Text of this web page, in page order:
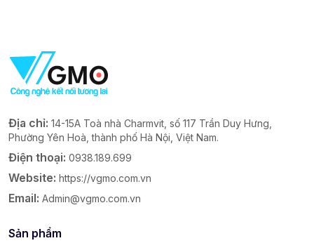
Địa chỉ: 14-15A Toà nhà Charmvit, số 117 Trần Duy Hưng,
Phường Yên Hoà, thành phố Hà Nội, Việt Nam.
Điện thoại: 0938.189.699
Website: https://vgmo.com.vn
Email: Admin@vgmo.com.vn
Sản phẩm